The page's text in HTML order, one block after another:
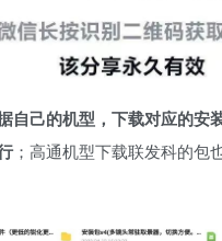
自己的机型，下载对应的安
；高通机型下载联发科的包